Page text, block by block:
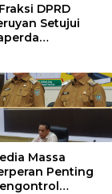
DPRD
Setujui
2024
Massa
Penting